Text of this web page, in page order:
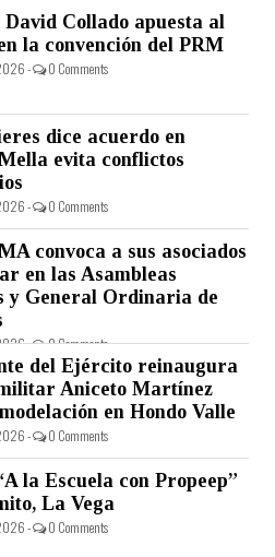
David Collado apuesta al
la convención del PRM
- 0 Comments
dice acuerdo en
evita conflictos
- 0 Comments
convoca a sus asociados
en las Asambleas
y General Ordinaria de
- 0 Comments
del Ejército reinaugura
Aniceto Martínez
en Hondo Valle
- 0 Comments
la Escuela con Propeep”
La Vega
- 0 Comments